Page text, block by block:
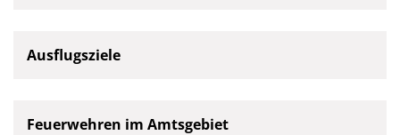
Ausflugsziele
Feuerwehren im Amtsgebiet